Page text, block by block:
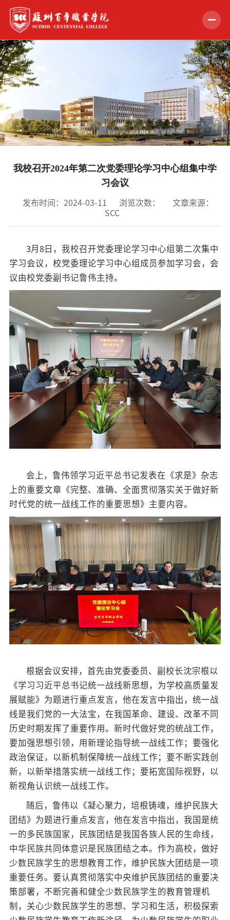
首页
组织机构
教学科研
党的建设
招标公告
人才招聘
我的门户
我校召开2024年第二次党委理论学习中心组集中学
习会议
发布时间：2024-03-11 浏览次数：
文章来源：
SCC
3月8日，我校召开党委理论学习中心组第二次集中
学习会议，校党委理论学习中心组成员参加学习会，会
议由校党委副书记鲁伟主持。
会上，鲁伟领学习近平总书记发表在《求是》杂志
上的重要文章《完整、准确、全面贯彻落实关于做好新
时代党的统一战线工作的重要思想》主要内容。
根据会议安排，首先由党委委员、副校长沈宗根以
《学习习近平总书记统一战线新思想，为学校高质量发
展赋能》为题进行重点发言，他在发言中指出，统一战
线是我们党的一大法宝，在我国革命、建设、改革不同
历史时期发挥了重要作用。新时代做好党的统战工作，
要加强思想引领，用新理论指导统一战线工作；要强化
政治保证，以新机制保障统一战线工作；要不断实践创
新，以新举措落实统一战线工作；要拓宽国际视野，以
新视角认识统一战线工作。
随后，鲁伟以《凝心聚力，培根铸魂，维护民族大
团结》为题进行重点发言，他在发言中指出，我国是统
一的多民族国家，民族团结是我国各族人民的生命线，
中华民族共同体意识是民族团结之本。作为高校，做好
少数民族学生的思想教育工作，维护民族大团结是一项
重要任务。要认真贯彻落实中央维护民族团结的重要决
策部署，不断完善和健全少数民族学生的教育管理机
制，关心少数民族学生的思想、学习和生活，积极探索